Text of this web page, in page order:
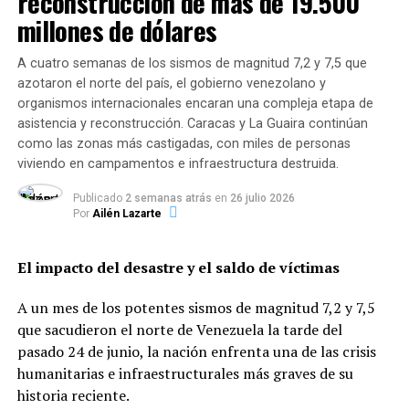
La noticia, que causó gran revuelo en Europa,
trasciende precisamente el día en que el Ejecutivo
comunitario tenía planeado modificar elmecanismo
de controlcreado para impedir la exportación de
vacunas al exterior por fabricantes que estén
incumpliendo sus compromisos de venta a los países de
la Unión Europea. Desde que fue puesto en marcha, hace
un mes y medio, el sistema solo se utilizó una vez para
bloquear una partida de AstraZeneca también
preparada para el envío desde Italia, pero esa vez con
Este miércoles, finalmente, la Unión Europea
A partir de ahora, explicó el vicepresidente de la
Comisión Europea, Valdis Dombrovskis, se deberán
considerar «dos elementos adicionales» para la
autorización de exportaciones:reciprocidad con el
país de origen y proporcionalidad en los pedidos.
millones de dólares
A cuatro semanas de los sismos de magnitud 7,2 y 7,5 que
azotaron el norte del país, el gobierno venezolano y
organismos internacionales encaran una compleja etapa de
asistencia y reconstrucción. Caracas y La Guaira continúan
como las zonas más castigadas, con miles de personas
viviendo en campamentos e infraestructura destruida.
Publicado 2 semanas atrás en 26 julio 2026
Por Ailén Lazarte
El impacto del desastre y el saldo de víctimas
A un mes de los potentes sismos de magnitud 7,2 y 7,5
que sacudieron el norte de Venezuela la tarde del
pasado 24 de junio, la nación enfrenta una de las crisis
humanitarias e infraestructurales más graves de su
historia reciente.